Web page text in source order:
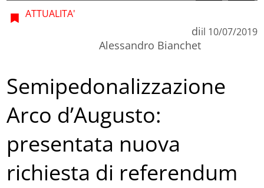
ATTUALITA'
di
Alessandro Bianchet
il 10/07/2019
Semipedonalizzazione
Arco d’Augusto:
presentata nuova
richiesta di referendum